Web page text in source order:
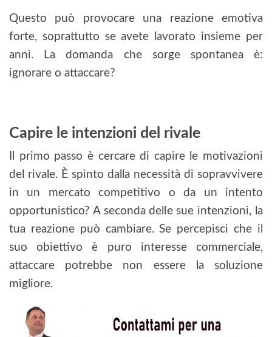
Questo può provocare una reazione emotiva
forte, soprattutto se avete lavorato insieme per
anni. La domanda che sorge spontanea è:
ignorare o attaccare?
Capire le intenzioni del rivale
Il primo passo è cercare di capire le motivazioni
del rivale. È spinto dalla necessità di sopravvivere
in un mercato competitivo o da un intento
opportunistico? A seconda delle sue intenzioni, la
tua reazione può cambiare. Se percepisci che il
suo obiettivo è puro interesse commerciale,
attaccare potrebbe non essere la soluzione
migliore.